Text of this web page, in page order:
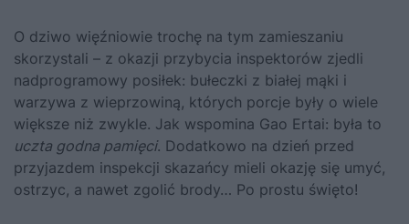
O dziwo więźniowie trochę na tym zamieszaniu
skorzystali – z okazji przybycia inspektorów zjedli
nadprogramowy posiłek: bułeczki z białej mąki i
warzywa z wieprzowiną, których porcje były o wiele
większe niż zwykle. Jak wspomina Gao Ertai: była to
uczta godna pamięci. Dodatkowo na dzień przed
przyjazdem inspekcji skazańcy mieli okazję się umyć,
ostrzyc, a nawet zgolić brody… Po prostu święto!